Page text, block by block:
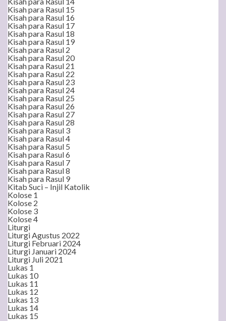
Kisah para Rasul 15
Kisah para Rasul 16
Kisah para Rasul 17
Kisah para Rasul 18
Kisah para Rasul 19
Kisah para Rasul 2
Kisah para Rasul 20
Kisah para Rasul 21
Kisah para Rasul 22
Kisah para Rasul 23
Kisah para Rasul 24
Kisah para Rasul 25
Kisah para Rasul 26
Kisah para Rasul 27
Kisah para Rasul 28
Kisah para Rasul 3
Kisah para Rasul 4
Kisah para Rasul 5
Kisah para Rasul 6
Kisah para Rasul 7
Kisah para Rasul 8
Kisah para Rasul 9
Kitab Suci – Injil Katolik
Kolose 1
Kolose 2
Kolose 3
Kolose 4
Liturgi
Liturgi Agustus 2022
Liturgi Februari 2024
Liturgi Januari 2024
Liturgi Juli 2021
Lukas 1
Lukas 10
Lukas 11
Lukas 12
Lukas 13
Lukas 14
Lukas 15